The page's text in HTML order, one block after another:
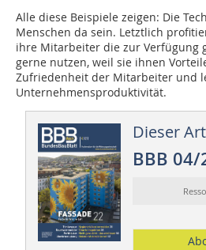
Alle diese Beispiele zeigen: Die
Menschen da sein. Letztlich
ihre Mitarbeiter die zur Verfügung
gerne nutzen, weil sie ihnen
Zufriedenheit der Mitarbeiter und
Unternehmensproduktivität.
Dieser
BBB 04/